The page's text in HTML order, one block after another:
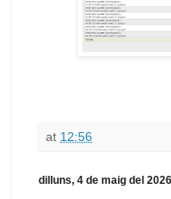
at 12:56
dilluns, 4 de maig del 2026